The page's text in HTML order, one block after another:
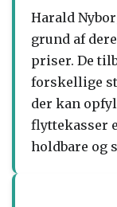
Harald
grund af
priser. De
forskellige
der kan
flyttekasser
holdbare og